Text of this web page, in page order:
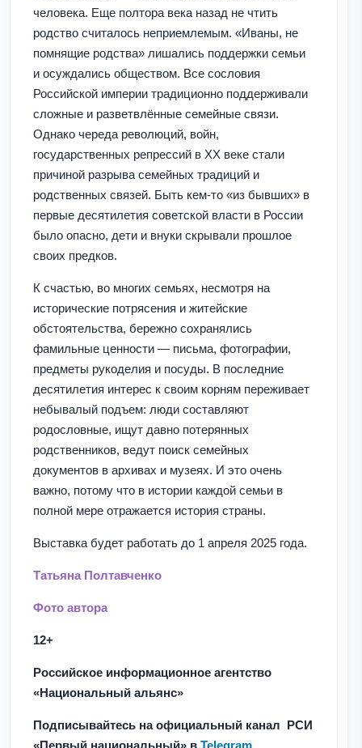
человека. Еще полтора века назад не чтить
родство считалось неприемлемым. «Иваны, не
помнящие родства» лишались поддержки семьи
и осуждались обществом. Все сословия
Российской империи традиционно поддерживали
сложные и разветвлённые семейные связи.
Однако череда революций, войн,
государственных репрессий в XX веке стали
причиной разрыва семейных традиций и
родственных связей. Быть кем-то «из бывших» в
первые десятилетия советской власти в России
было опасно, дети и внуки скрывали прошлое
своих предков.
К счастью, во многих семьях, несмотря на
исторические потрясения и житейские
обстоятельства, бережно сохранялись
фамильные ценности — письма, фотографии,
предметы рукоделия и посуды. В последние
десятилетия интерес к своим корням переживает
небывалый подъем: люди составляют
родословные, ищут давно потерянных
родственников, ведут поиск семейных
документов в архивах и музеях. И это очень
важно, потому что в истории каждой семьи в
полной мере отражается история страны.
Выставка будет работать до 1 апреля 2025 года.
Татьяна Полтавченко
Фото автора
12+
Российское информационное агентство
«Национальный альянс»
Подписывайтесь на официальный канал РСИ
«Первый национальный» в Telegram